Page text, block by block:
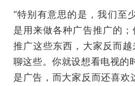
“特别有意思的是，我们至
是用来做各种广告推广的
推广这些东西，大家反而
聊这些。你就设想看电视的
是广告，而大家反而还喜欢